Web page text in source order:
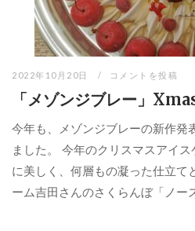
2022年10月20日 コメントを投稿
「メゾンジブレー」
今年も、メゾンジブレーの新作発
ました。 今年のクリスマスアイ
に美しく、何層もの凝った仕立て
ーム吉田さんのさくらんぼ「ノー